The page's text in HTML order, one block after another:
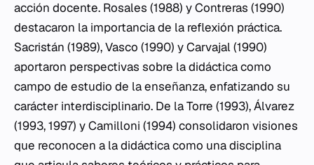
acción docente. Rosales (1988) y Contreras (1990)
destacaron la importancia de la reflexión práctica.
Sacristán (1989), Vasco (1990) y Carvajal (1990)
aportaron perspectivas sobre la didáctica como
campo de estudio de la enseñanza, enfatizando su
carácter interdisciplinario. De la Torre (1993), Álvarez
(1993, 1997) y Camilloni (1994) consolidaron visiones
que reconocen a la didáctica como una disciplina